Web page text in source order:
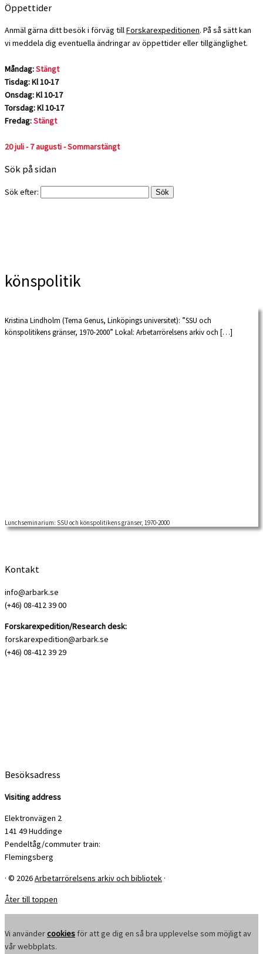
Öppettider
Anmäl gärna ditt besök i förväg tillForskarexpeditionen. På så sätt kan
vi meddela dig eventuella ändringar av öppettider eller tillgänglighet.
Måndag:Stängt
Tisdag: Kl 10-17
Onsdag: Kl 10-17
Torsdag: Kl 10-17
Fredag:Stängt
20 juli - 7 augusti - Sommarstängt
Sök på sidan
Sök efter:
könspolitik
Kristina Lindholm (Tema Genus, Linköpings universitet): ”SSU och
könspolitikens gränser, 1970-2000” Lokal: Arbetarrörelsens arkiv och […]
Lunchseminarium: SSU och könspolitikens gränser, 1970-2000
Kontakt
info@arbark.se
(+46) 08-412 39 00
Forskarexpedition/Research desk:
forskarexpedition@arbark.se
(+46) 08-412 39 29
Besöksadress
Visiting address
Elektronvägen 2
141 49 Huddinge
Pendeltåg/commuter train:
Flemingsberg
· © 2026Arbetarrörelsens arkiv och bibliotek ·
Åter till toppen
Vi användercookies för att ge dig en så bra upplevelse som möjligt av
vår webbplats.